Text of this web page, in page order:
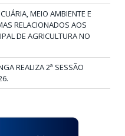
MEIO AMBIENTE E
RELACIONADOS AOS
DE AGRICULTURA NO
REALIZA 2ª SESSÃO